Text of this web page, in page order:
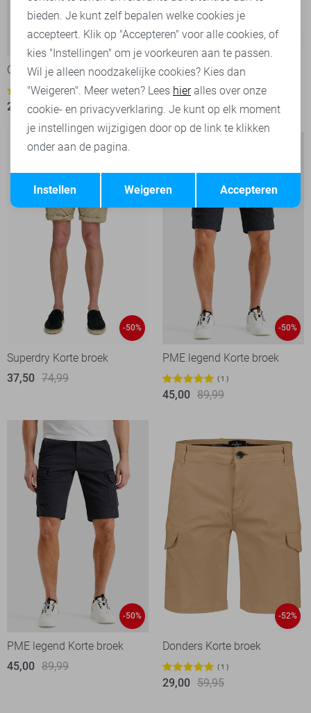
-50%
Only & Sons Korte broek
1
20,00 39,99
Donders Korte broek
29,00 59,95
-50%
Superdry Korte broek
37,50 74,99
-50%
PME legend Korte broek
1
45,00 89,99
-50%
PME legend Korte broek
45,00 89,99
-52%
Donders Korte broek
1
29,00 59,95
Terug Opslaan
bieden. Je kunt zelf bepalen welke cookies je
accepteert. Klik op "Accepteren" voor alle cookies, of
kies "Instellingen" om je voorkeuren aan te passen.
Wil je alleen noodzakelijke cookies? Kies dan
"Weigeren". Meer weten? Lees hieralles over onze
cookie- en privacyverklaring. Je kunt op elk moment
je instellingen wijzigigen door op de link te klikken
onder aan de pagina.
Accepteren
Weigeren
Instellen